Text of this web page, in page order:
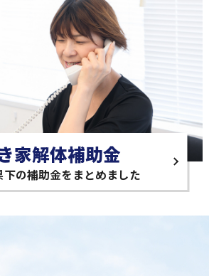
家解体補助金
下の補助金をまとめました